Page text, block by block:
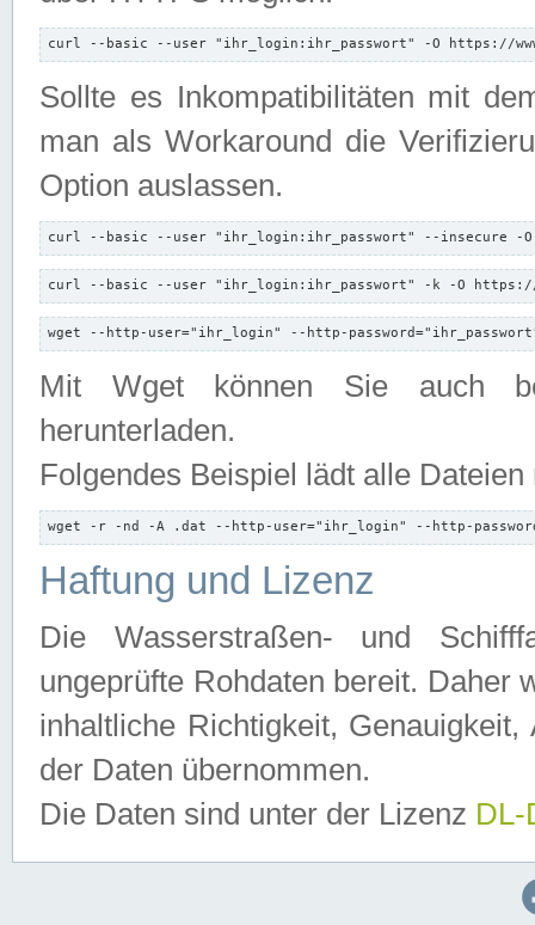
curl --basic --user "ihr_login:ihr_passwort" -O https://
Sollte es Inkompatibilitäten mit
man als Workaround die
Option auslassen.
curl --basic --user "ihr_login:ihr_passwort" --insecure -
curl --basic --user "ihr_login:ihr_passwort" -k -O https://
wget --http-user="ihr_login" --http-
Mit Wget können Sie auch
herunterladen.
Folgendes Beispiel lädt alle
wget -r -nd -A .dat --http-user="ihr_login" --http-
Haftung und Lizenz
Die Wasserstraßen- und
ungeprüfte Rohdaten bereit. Daher
inhaltliche Richtigkeit,
der Daten übernommen.
Die Daten sind unter der Lizenz